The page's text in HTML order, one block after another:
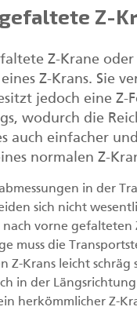
Z-
Z-Krane
Z-Krans. Sie
jedoch eine Z-
wodurch die
auch einfacher
normalen Z-
in der
sich nicht
nach vorne gefalteten
muss die
Z-Krans leicht schräg
in der
herkömmlicher Z-